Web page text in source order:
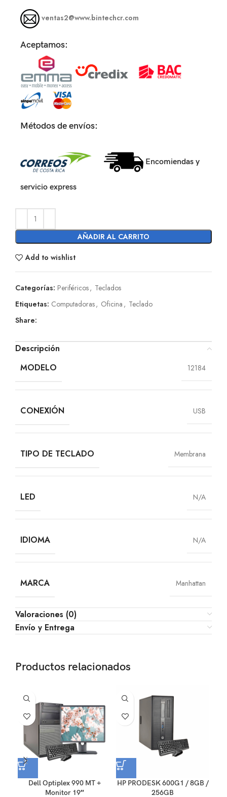
ventas2@www.bintechcr.com
Aceptamos:
Métodos de envíos:
Encomiendas y
servicio express
AÑADIR AL CARRITO
Add to wishlist
Categorías: Periféricos, Teclados
Etiquetas: Computadoras, Oficina , Teclado
Share:
Descripción
MODELO
12184
CONEXIÓN USB
TIPO DE TECLADO Membrana
LED N/A
IDIOMA N/A
MARCA Manhattan
Valoraciones (0)
Envío y Entrega
Productos relacionados
Dell Optiplex 990 MT +
Monitor 19″
HP PRODESK 600G1 / 8GB /
256GB